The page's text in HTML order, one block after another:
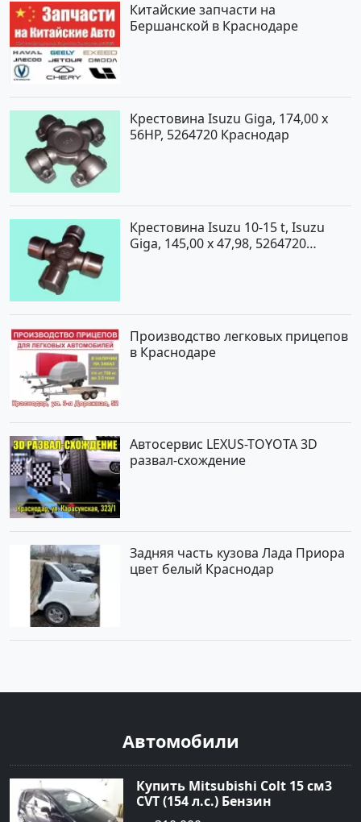
Китайские запчасти на
Бершанской в Краснодаре
Крестовина Isuzu Giga, 174,00 x
56HP, 5264720 Краснодар
Крестовина Isuzu 10-15 t, Isuzu
Giga, 145,00 x 47,98, 5264720
Производство легковых прицепов
в Краснодаре
Автосервис LEXUS-TOYOTA 3D
развал-схождение
Задняя часть кузова Лада Приора
цвет белый Краснодар
Автомобили
Купить Mitsubishi Colt 15 см3
CVT (154 л.с.) Бензин
турбонаддув в Краснодар: